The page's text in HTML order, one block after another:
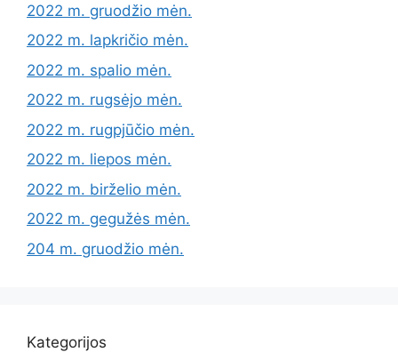
2022 m. gruodžio mėn.
2022 m. lapkričio mėn.
2022 m. spalio mėn.
2022 m. rugsėjo mėn.
2022 m. rugpjūčio mėn.
2022 m. liepos mėn.
2022 m. birželio mėn.
2022 m. gegužės mėn.
204 m. gruodžio mėn.
Kategorijos